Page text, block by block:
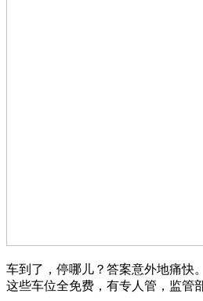
车到了，停哪儿？答案意外地痛快
这些车位全免费，有专人管，监管